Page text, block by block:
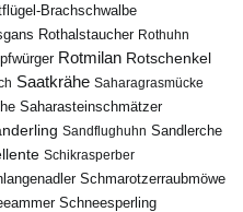
Brachschwalbe
Rothalstaucher Rothuhn
Rotmilan Rotschenkel
Saatkrähe Saharagrasmücke
Saharasteinschmätzer
Sandflughuhn Sandlerche
Schikrasperber
Schmarotzerraubmöwe
Schneesperling